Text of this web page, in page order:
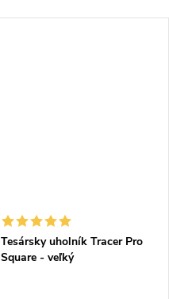
Tesársky uholník Tracer Pro
Square - veľký